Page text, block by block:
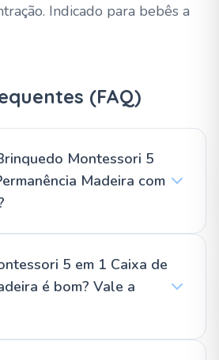
Indicado para bebês a
(FAQ)
Montessori 5
Madeira com
5 em 1 Caixa de
é bom? Vale a